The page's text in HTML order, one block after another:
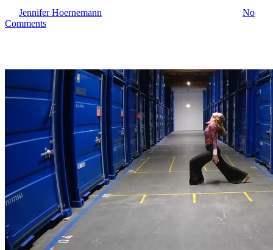
Jennifer Hoernemann
No
Comments